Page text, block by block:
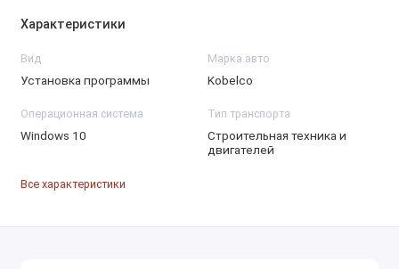
Характеристики
Вид
Установка программы
Марка авто
Kobelco
Операционная система
Windows 10
Тип транспорта
Строительная техника и
двигателей
Все характеристики